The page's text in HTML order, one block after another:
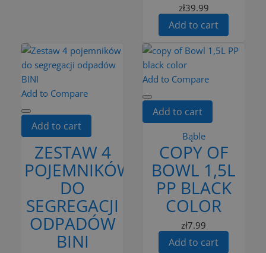
zł39.99
Add to cart
Add to Compare
Add to cart
ZESTAW 4
POJEMNIKÓW
DO
SEGREGACJI
ODPADÓW
BINI
Add to Compare
Add to cart
Bąble
COPY OF
BOWL 1,5L
PP BLACK
COLOR
zł7.99
Add to cart